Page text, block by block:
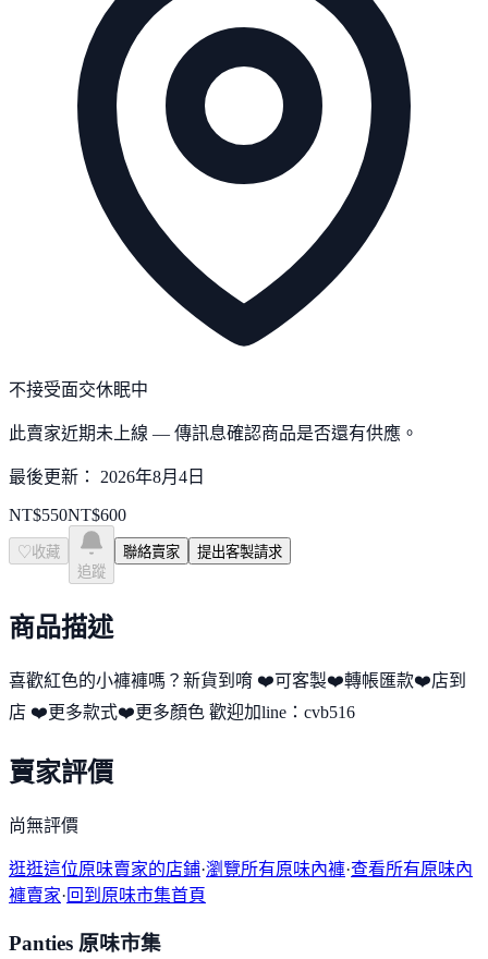
不接受面交休眠中
此賣家近期未上線 — 傳訊息確認商品是否還有供應。
最後更新： 2026年8月4日
NT$550NT$600
♡ 收藏
追蹤
聯絡賣家 提出客製請求
商品描述
喜歡紅色的小褲褲嗎？新貨到唷 ❤️可客製❤️轉帳匯款❤️店到
店 ❤️更多款式❤️更多顏色 歡迎加line：cvb516
賣家評價
尚無評價
逛逛這位原味賣家的店鋪·瀏覽所有原味內褲·查看所有原味內
褲賣家·回到原味市集首頁
Panties 原味市集